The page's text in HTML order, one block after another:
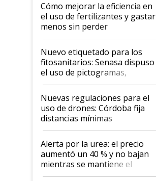
Cómo mejorar la eficiencia en
el uso de fertilizantes y gastar
menos sin perder
productividad en la campaña
fina
Nuevo etiquetado para los
fitosanitarios: Senasa dispuso
el uso de pictogramas,
palabras de advertencia e
indicaciones
Nuevas regulaciones para el
uso de drones: Córdoba fija
distancias mínimas
Alerta por la urea: el precio
aumentó un 40 % y no bajan
mientras se mantiene el
conflicto en Medio Oriente